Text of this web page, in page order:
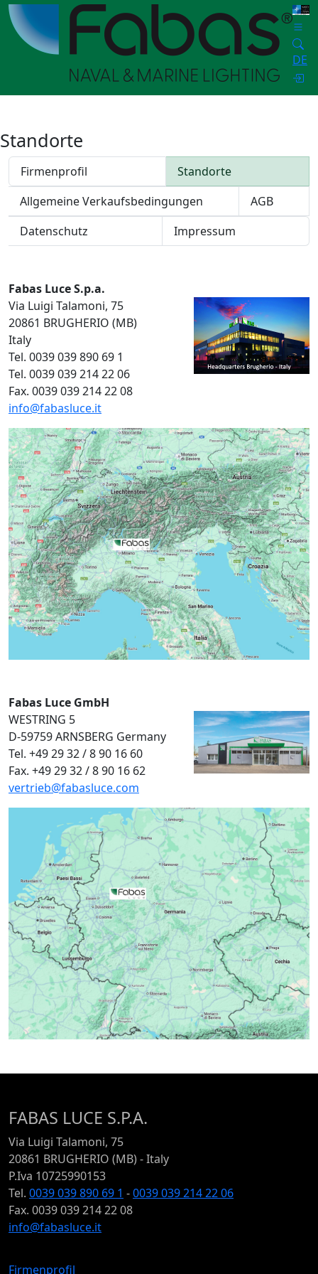
DE
Standorte
Firmenprofil
Standorte
Allgemeine Verkaufsbedingungen
AGB
Datenschutz
Impressum
Fabas Luce S.p.a.
Via Luigi Talamoni, 75
20861 BRUGHERIO (MB)
Italy
Tel. 0039 039 890 69 1
Tel. 0039 039 214 22 06
Fax. 0039 039 214 22 08
info@fabasluce.it
Fabas Luce GmbH
WESTRING 5
D-59759 ARNSBERG Germany
Tel. +49 29 32 / 8 90 16 60
Fax. +49 29 32 / 8 90 16 62
vertrieb@fabasluce.com
FABAS LUCE S.P.A.
Via Luigi Talamoni, 75
20861 BRUGHERIO (MB) - Italy
P.Iva 10725990153
Tel. 0039 039 890 69 1 -0039 039 214 22 06
Fax. 0039 039 214 22 08
info@fabasluce.it
Firmenprofil